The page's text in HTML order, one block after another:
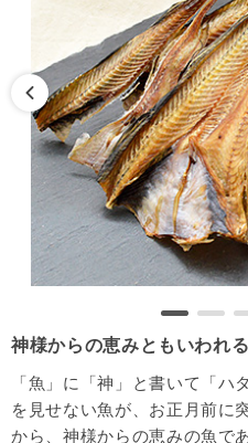
神様からの恵みともいわれ
「魚」に「神」と書いて「ハ
を見せない魚が、お正月前に
から、神様からの恵みの魚で